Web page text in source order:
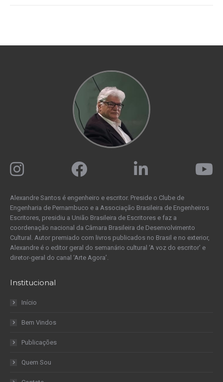
Alexandre Santos é engenheiro e escritor. Preside o Clube de
Engenharia de Pernambuco e a Associação Brasileira de Engenheiros
Escritores, presidiu a União Brasileira de Escritores e faz a
coordenação nacional da Câmara Brasileira de Desenvolvimento
Cultural. Autor premiado com livros publicados no Brasil e no exterior,
Alexandre é o editor geral do semanário cultural ‘A voz do escritor’ e
diretor-geral do canal ‘Arte Agora’.
Institucional
Início
Bem Vindos
Publicações
Quem Sou